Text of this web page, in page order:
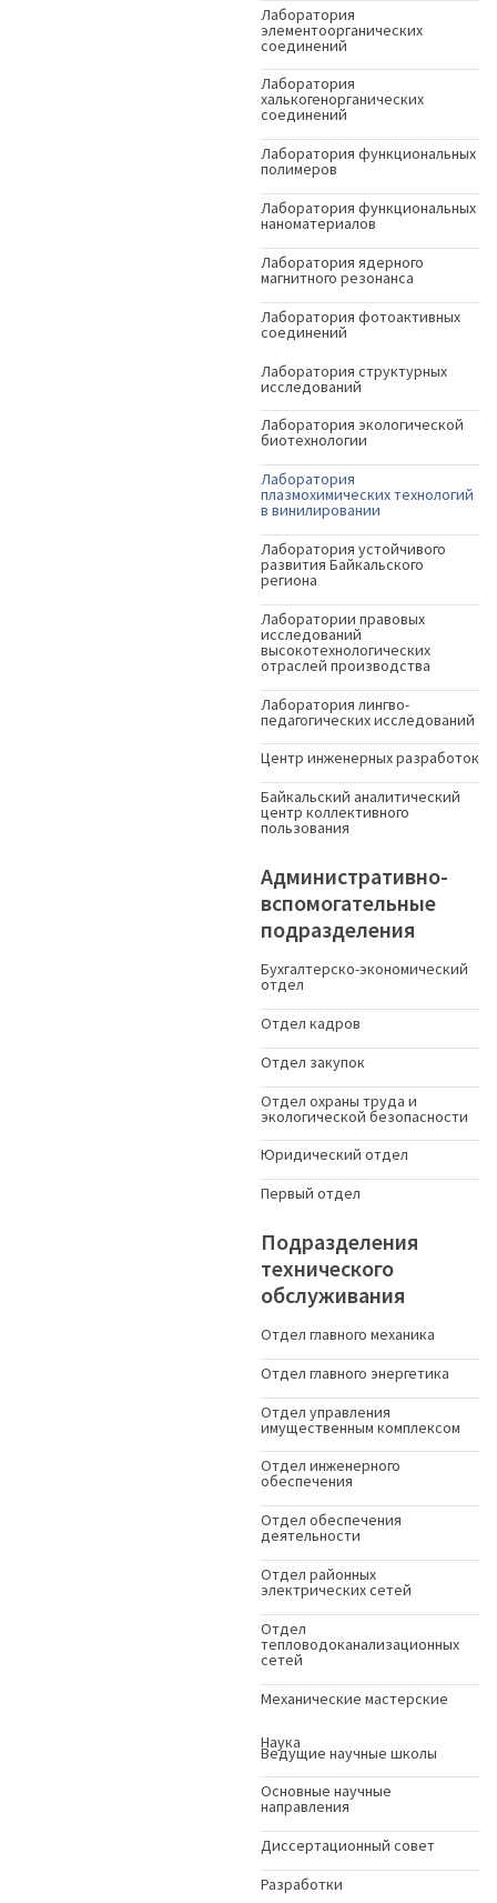
Лаборатория
элементоорганических
соединений
Лаборатория
халькогенорганических
соединений
Лаборатория функциональных
полимеров
Лаборатория функциональных
наноматериалов
Лаборатория ядерного
магнитного резонанса
Лаборатория фотоактивных
соединений
Лаборатория структурных
исследований
Лаборатория экологической
биотехнологии
Лаборатория
плазмохимических технологий
в винилировании
Лаборатория устойчивого
развития Байкальского
региона
Лаборатории правовых
исследований
высокотехнологических
отраслей производства
Лаборатория лингво-
педагогических исследований
Центр инженерных разработок
Байкальский аналитический
центр коллективного
пользования
Административно-
вспомогательные
подразделения
Бухгалтерско-экономический
отдел
Отдел кадров
Отдел закупок
Отдел охраны труда и
экологической безопасности
Юридический отдел
Первый отдел
Подразделения
технического
обслуживания
Отдел главного механика
Отдел главного энергетика
Отдел управления
имущественным комплексом
Отдел инженерного
обеспечения
Отдел обеспечения
деятельности
Отдел районных
электрических сетей
Отдел
тепловодоканализационных
сетей
Механические мастерские
Наука
Ведущие научные школы
Основные научные
направления
Диссертационный совет
Разработки